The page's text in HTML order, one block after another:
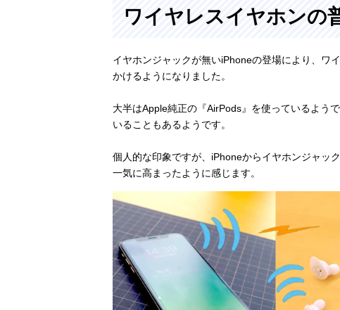
ワイヤレスイヤホンの
イヤホンジャックが無いiPhoneの登場により、ワ
かけるようになりました。
大半はApple純正の『AirPods』を使っているよう
いることもあるようです。
個人的な印象ですが、iPhoneからイヤホンジャッ
一気に高まったように感じます。